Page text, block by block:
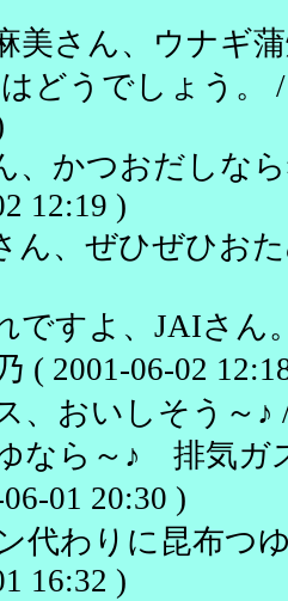
美さん、ウナギ
どうでしょう。
、かつおだしな
12:19 )
ん、ぜひぜひお
ですよ、JAIさん
( 2001-06-02
、おいしそう～♪
なら～♪ 排気ガ
01 20:30 )
代わりに昆布つ
16:32 )